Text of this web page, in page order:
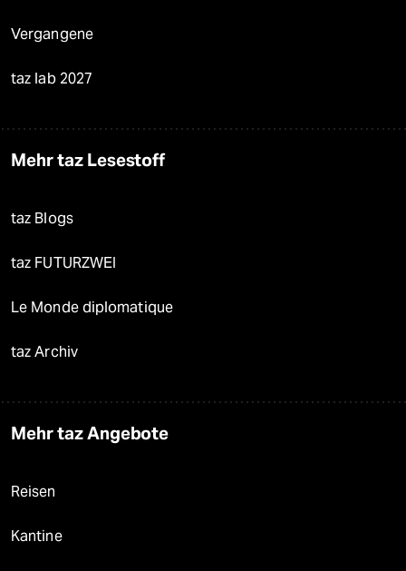
Vergangene
taz lab 2027
Mehr taz Lesestoff
taz Blogs
taz FUTURZWEI
Le Monde diplomatique
taz Archiv
Mehr taz Angebote
Reisen
Kantine